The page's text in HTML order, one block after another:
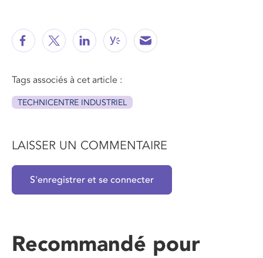
Tags associés à cet article :
TECHNICENTRE INDUSTRIEL
LAISSER UN COMMENTAIRE
S'enregistrer et se connecter
Recommandé pour